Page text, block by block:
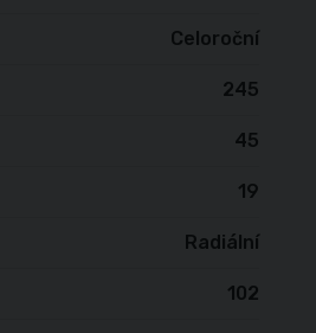
Celoroční
245
45
19
Radiální
102